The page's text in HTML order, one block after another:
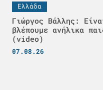
Ελλάδα
Γιώργος Βάλλης:
βλέπουμε ανήλικα
(video)
07.08.26